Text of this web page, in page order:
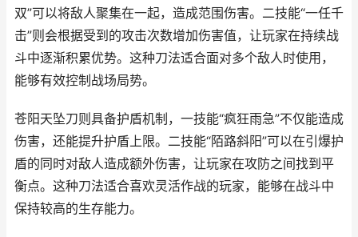
双”可以将敌人聚集在一起，造成范围伤害。二技能“一任千
击”则会根据受到的攻击次数增加伤害值，让玩家在持续战
斗中逐渐积累优势。这种刀法适合面对多个敌人时使用，
能够有效控制战场局势。
苍阳天坠刀则具备护盾机制，一技能“疯狂雨急”不仅能造成
伤害，还能提升护盾上限。二技能“陌路斜阳”可以在引爆护
盾的同时对敌人造成额外伤害，让玩家在攻防之间找到平
衡点。这种刀法适合喜欢灵活作战的玩家，能够在战斗中
保持较高的生存能力。